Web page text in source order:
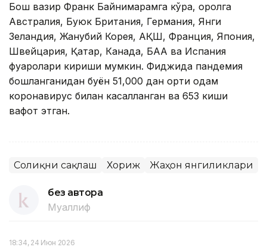
Бош вазир Франк Байнимарамга кўра, оролга
Aвстралия, Буюк Британия, Германия, Янги
Зеландия, Жанубий Корея, AҚШ, Франция, Япония,
Швейцария, Қатар, Канада, БAA ва Испания
фуқаролари кириши мумкин. Фиджида пандемия
бошланганидан буён 51,000 дан ортиқ одам
коронавирус билан касалланган ва 653 киши
вафот этган.
Соғлиқни сақлаш Хориж Жаҳон янгиликлари
без автора
Муаллиф
18:34, 24 Июн 2026